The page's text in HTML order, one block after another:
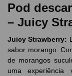
Pod
– Juicy
Juicy Strawberry:
sabor morango.
de morangos
uma